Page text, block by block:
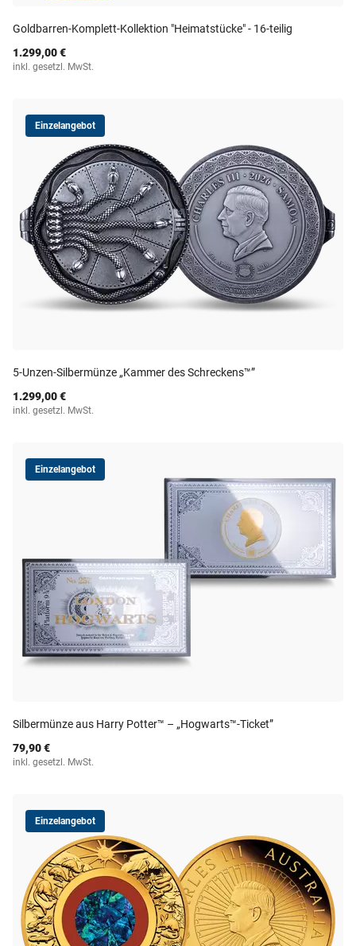
Goldbarren-Komplett-Kollektion "Heimatstücke" - 16-teilig
1.299,00 €
inkl. gesetzl. MwSt.
Einzelangebot
5-Unzen-Silbermünze „Kammer des Schreckens™”
1.299,00 €
inkl. gesetzl. MwSt.
Einzelangebot
Silbermünze aus Harry Potter™ – „Hogwarts™-Ticket”
79,90 €
inkl. gesetzl. MwSt.
Einzelangebot